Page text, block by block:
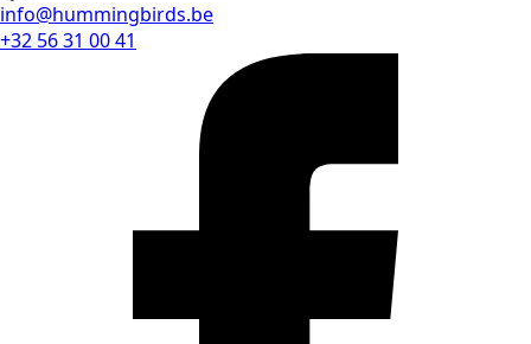
info@hummingbirds.be
+32 56 31 00 41